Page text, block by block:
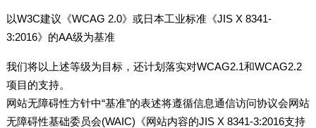
以W3C建议《WCAG 2.0》或日本工业标准《JIS X 8341-
3:2016》的AA级为基准
我们将以上述等级为目标，还计划落实对WCAG2.1和WCAG2.2
项目的支持。
网站无障碍性方针中“基准”的表述将遵循信息通信访问协议会网站
无障碍性基础委员会(WAIC)《网站内容的JIS X 8341-3:2016支持